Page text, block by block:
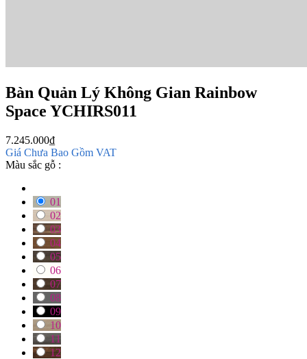
Bàn Quản Lý Không Gian Rainbow
Space YCHIRS011
7.245.000₫
Giá Chưa Bao Gồm VAT
Màu sắc gỗ :
01
02
03
04
05
06
07
08
09
10
11
12